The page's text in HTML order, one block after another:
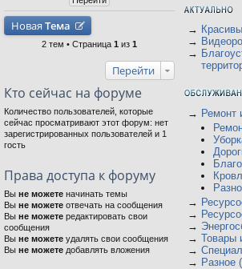
Новая Тема
2 тем • Страница 1 из 1
Перейти
Кто сейчас на форуме
Количество пользователей, которые
сейчас просматривают этот форум: нет
зарегистрированных пользователей и 1
гость
Права доступа к форуму
Вы не можете начинать темы
Вы не можете отвечать на сообщения
Вы не можете редактировать свои
сообщения
Вы не можете удалять свои сообщения
Вы не можете добавлять вложения
→
→
→
→ Ремонт
→
→
→
→ Товары
→
→ Разное